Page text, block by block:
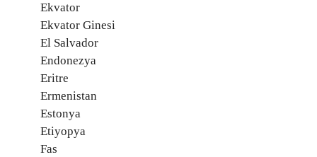
Ekvator
Ekvator Ginesi
El Salvador
Endonezya
Eritre
Ermenistan
Estonya
Etiyopya
Fas